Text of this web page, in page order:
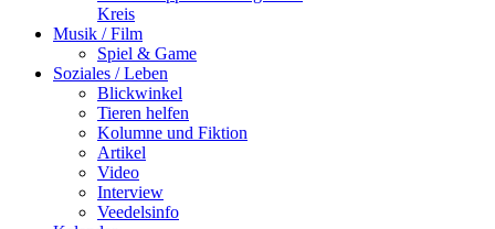
Kreis
Musik / Film
Spiel & Game
Soziales / Leben
Blickwinkel
Tieren helfen
Kolumne und Fiktion
Artikel
Video
Interview
Veedelsinfo